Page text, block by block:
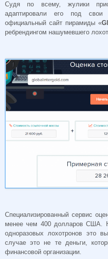
Судя по всему, жулики
адаптировали его под
официальный сайт пирамиды «
ребрендингом нашумевшего
Специализированный сервис
менее чем 400 долларов США.
одноразовых лохотронов это
случае это не те деньги,
финансовой организации.